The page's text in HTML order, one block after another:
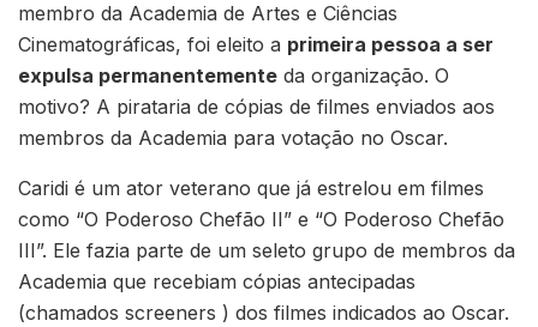
membro da Academia de Artes e Ciências
Cinematográficas, foi eleito a primeira pessoa a ser
expulsa permanentemente da organização. O
motivo? A pirataria de cópias de filmes enviados aos
membros da Academia para votação no Oscar.
Caridi é um ator veterano que já estrelou em filmes
como “O Poderoso Chefão II” e “O Poderoso Chefão
III”. Ele fazia parte de um seleto grupo de membros da
Academia que recebiam cópias antecipadas
(chamados screeners ) dos filmes indicados ao Oscar.